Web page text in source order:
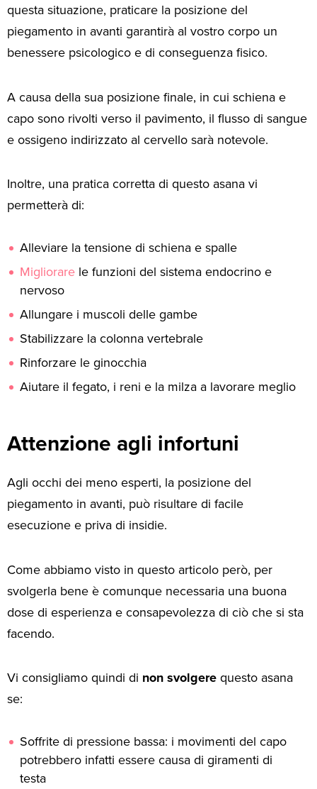
questa situazione, praticare la posizione del
piegamento in avanti garantirà al vostro corpo un
benessere psicologico e di conseguenza fisico.
A causa della sua posizione finale, in cui schiena e
capo sono rivolti verso il pavimento, il flusso di sangue
e ossigeno indirizzato al cervello sarà notevole.
Inoltre, una pratica corretta di questo asana vi
permetterà di:
Alleviare la tensione di schiena e spalle
Migliorare le funzioni del sistema endocrino e
nervoso
Allungare i muscoli delle gambe
Stabilizzare la colonna vertebrale
Rinforzare le ginocchia
Aiutare il fegato, i reni e la milza a lavorare meglio
Attenzione agli infortuni
Agli occhi dei meno esperti, la posizione del
piegamento in avanti, può risultare di facile
esecuzione e priva di insidie.
Come abbiamo visto in questo articolo però, per
svolgerla bene è comunque necessaria una buona
dose di esperienza e consapevolezza di ciò che si sta
facendo.
Vi consigliamo quindi di non svolgerequesto asana
se:
Soffrite di pressione bassa: i movimenti del capo
potrebbero infatti essere causa di giramenti di
testa